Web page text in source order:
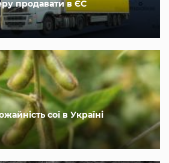
продавати в ЄС
сої в Україні